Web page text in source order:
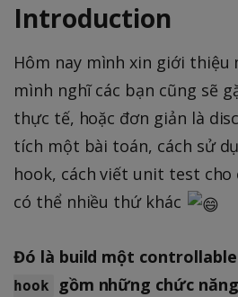
Introduction
Hôm nay mình xin giới
mình nghĩ các bạn cũng sẽ
thực tế, hoặc đơn giản là
tích một bài toán, cách sử
hook, cách viết unit test cho
có thể nhiều thứ khác
Đó là build một
hook
gồm những chức